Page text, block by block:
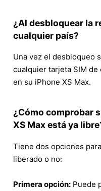
¿Al desbloquear la
cualquier país?
Una vez el desbloqueo
cualquier tarjeta SIM
en su iPhone XS Max.
¿Cómo comprobar
XS Max está ya
Tiene dos opciones
liberado o no:
Primera opción: Puede